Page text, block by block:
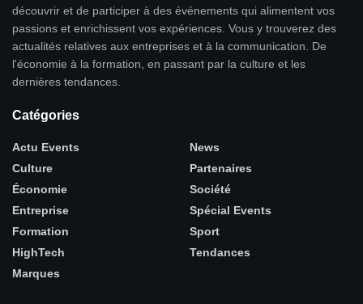
découvrir et de participer à des événements qui alimentent vos
passions et enrichissent vos expériences. Vous y trouverez des
actualités relatives aux entreprises et à la communication. De
l'économie à la formation, en passant par la culture et les
dernières tendances.
Catégories
Actu Events
Culture
Économie
Entreprise
Formation
HighTech
Marques
News
Partenaires
Société
Spécial Events
Sport
Tendances